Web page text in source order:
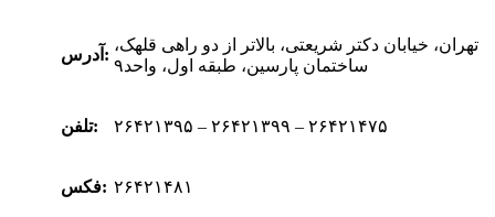
آدرس:
تهران، خیابان دکتر شریعتی، بالاتر از دو راهی قلهک،
ساختمان پارسین، طبقه اول، واحد۹
تلفن: ۲۶۴۲۱۳۹۵ – ۲۶۴۲۱۳۹۹ – ۲۶۴۲۱۴۷۵
فکس: ۲۶۴۲۱۴۸۱